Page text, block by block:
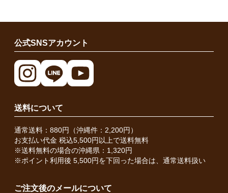
公式SNSアカウント
送料について
通常送料：880円（沖縄件：2,200円）
お支払い代金 税込5,500円以上で送料無料
※送料無料の場合の沖縄県：1,320円
※ポイント利用後 5,500円を下回った場合は、通常送料扱い
ご注文後のメールについて